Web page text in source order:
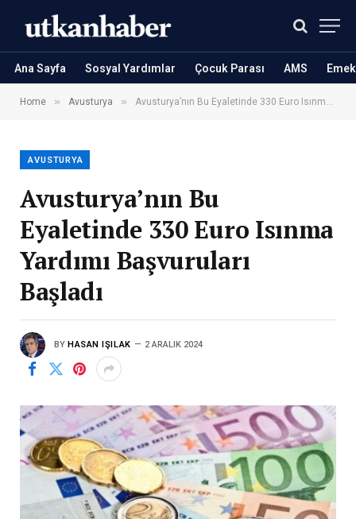
Ana Sayfa Sosyal Yardımlar Çocuk Parası AMS
Home » Avusturya » Avusturya’nın Bu Eyaletinde 330 Euro Isınma Yardımı Başvuruları Başladı
AVUSTURYA
Avusturya’nın Bu
Eyaletinde 330 Euro Isınma
Yardımı Başvuruları
Başladı
BY HASAN IŞILAK 2 ARALIK 2024